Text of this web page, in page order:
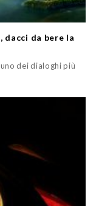
dacci da bere la
dei dialoghi più